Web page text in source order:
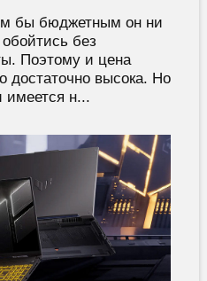
бы бюджетным он ни
без
Поэтому и цена
достаточно высока. Но
имеется н...